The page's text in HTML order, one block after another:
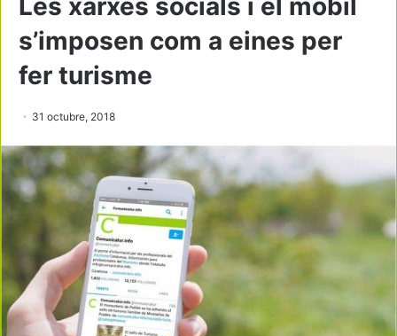
Les xarxes socials i el mòbil
s’imposen com a eines per
fer turisme
31 octubre, 2018